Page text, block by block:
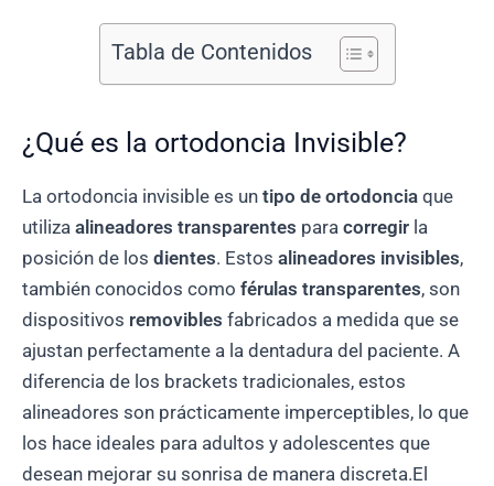
Tabla de Contenidos
¿Qué es la ortodoncia Invisible?
La ortodoncia invisible es un tipo de ortodoncia que
utiliza alineadores transparentes para corregir la
posición de los dientes. Estos alineadores invisibles,
también conocidos como férulas transparentes, son
dispositivos removibles fabricados a medida que se
ajustan perfectamente a la dentadura del paciente. A
diferencia de los brackets tradicionales, estos
alineadores son prácticamente imperceptibles, lo que
los hace ideales para adultos y adolescentes que
desean mejorar su sonrisa de manera discreta.El